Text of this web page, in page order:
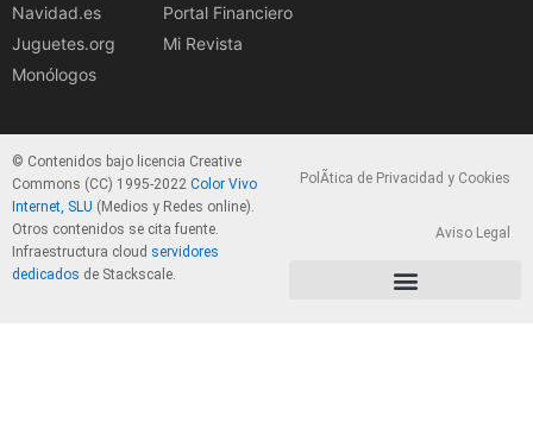
Navidad.es
Juguetes.org
Monólogos
Portal Financiero
Mi Revista
© Contenidos bajo licencia Creative
Commons (CC) 1995-2022 Color Vivo
Internet, SLU (Medios y Redes online).
Otros contenidos se cita fuente.
Infraestructura cloud servidores
dedicados de Stackscale.
PolÃ­tica de Privacidad y Cookies
Aviso Legal